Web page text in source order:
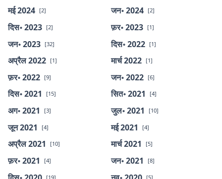
मई 2024 [2] जन॰ 2024 [2]
दिस॰ 2023 [2] फ़र॰ 2023 [1]
जन॰ 2023 [32] दिस॰ 2022 [1]
अप्रैल 2022 [1] मार्च 2022 [1]
फ़र॰ 2022 [9] जन॰ 2022 [6]
दिस॰ 2021 [15] सित॰ 2021 [4]
अग॰ 2021 [3] जुल॰ 2021 [10]
जून 2021 [4] मई 2021 [4]
अप्रैल 2021 [10] मार्च 2021 [5]
फ़र॰ 2021 [4] जन॰ 2021 [8]
[19] [5]